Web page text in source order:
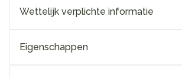
Wettelijk verplichte informatie
Eigenschappen